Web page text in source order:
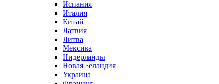
Испания
Италия
Китай
Латвия
Литва
Мексика
Нидерланды
Новая Зеландия
Украина